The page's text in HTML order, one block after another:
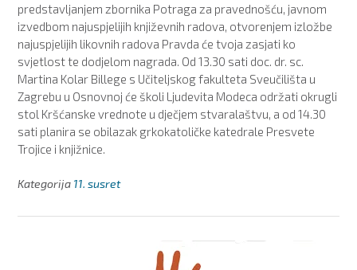
predstavljanjem zbornika Potraga za pravednošću, javnom
izvedbom najuspjelijih književnih radova, otvorenjem izložbe
najuspjelijih likovnih radova Pravda će tvoja zasjati ko
svjetlost te dodjelom nagrada. Od 13.30 sati doc. dr. sc.
Martina Kolar Billege s Učiteljskog fakulteta Sveučilišta u
Zagrebu u Osnovnoj će školi Ljudevita Modeca održati okrugli
stol Kršćanske vrednote u dječjem stvaralaštvu, a od 14.30
sati planira se obilazak grkokatoličke katedrale Presvete
Trojice i knjižnice.
Kategorija 11. susret